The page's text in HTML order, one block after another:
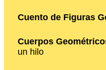
Cuento de Figuras
Cuerpos
un hilo